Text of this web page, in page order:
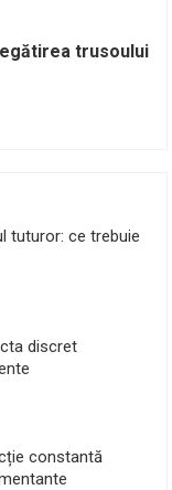
trusoului
tuturor: ce trebuie
discret
constantă